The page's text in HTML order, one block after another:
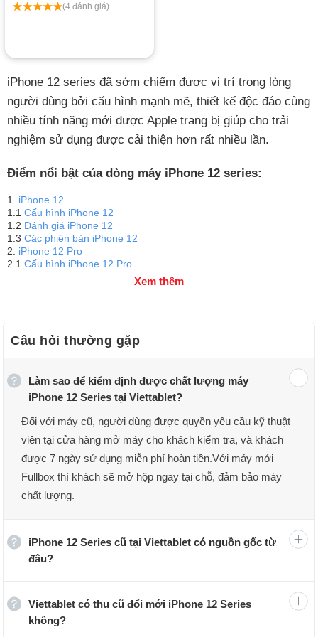
(4 đánh giá)
iPhone 12 series đã sớm chiếm được vị trí trong lòng
người dùng bởi cấu hình mạnh mẽ, thiết kế độc đáo cùng
nhiều tính năng mới được Apple trang bị giúp cho trải
nghiệm sử dụng được cải thiện hơn rất nhiều lần.
Điểm nổi bật của dòng máy iPhone 12 series:
1. iPhone 12
1.1 Cấu hình iPhone 12
1.2 Đánh giá iPhone 12
1.3 Các phiên bản iPhone 12
2. iPhone 12 Pro
2.1 Cấu hình iPhone 12 Pro
Các phiên bản iPhone 12 Pro
3.3Các phiên bản iPhone 12 Pro Max
4.2
Đánh giá iPhone 12 Mini
4.3
Các phiên bản iPhone 12 Mini
So sánh các phiên bản iPhone 12 series
Thu cũ đổi mới - Lên đời iPhone 12 series
Xem thêm
Câu hỏi thường gặp
Làm sao để kiểm định được chất lượng máy
iPhone 12 Series tại Viettablet?
Đối với máy cũ, người dùng được quyền yêu cầu kỹ thuật
viên tại cửa hàng mở máy cho khách kiểm tra, và khách
được 7 ngày sử dụng miễn phí hoàn tiền.Với máy mới
Fullbox thì khách sẽ mở hộp ngay tại chỗ, đảm bảo máy
chất lượng.
iPhone 12 Series cũ tại Viettablet có nguồn gốc từ
đâu?
Viettablet có thu cũ đổi mới iPhone 12 Series
không?